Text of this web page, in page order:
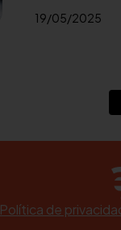
19/05/2025
Política de